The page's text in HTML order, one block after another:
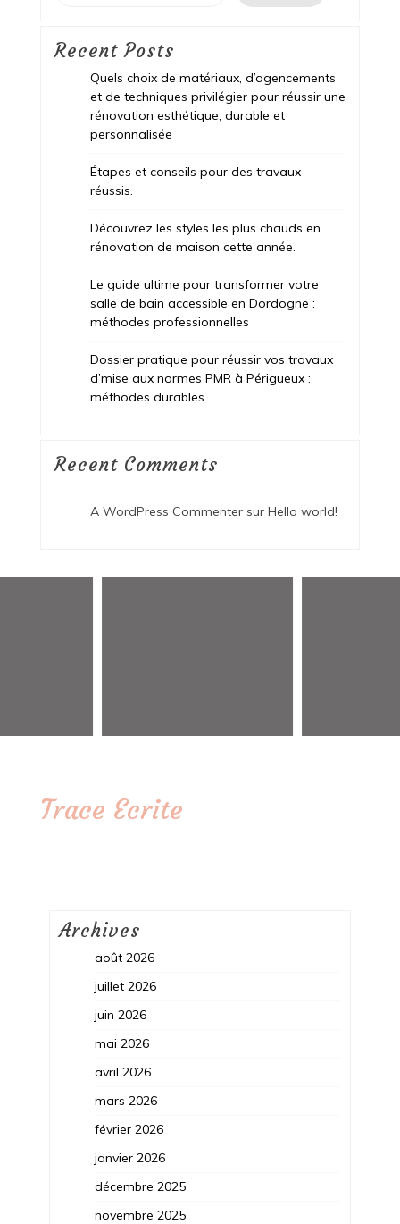
Recent Posts
Quels choix de matériaux, d’agencements
et de techniques privilégier pour réussir une
rénovation esthétique, durable et
personnalisée
Étapes et conseils pour des travaux
réussis.
Découvrez les styles les plus chauds en
rénovation de maison cette année.
Le guide ultime pour transformer votre
salle de bain accessible en Dordogne :
méthodes professionnelles
Dossier pratique pour réussir vos travaux
d’mise aux normes PMR à Périgueux :
méthodes durables
Recent Comments
A WordPress Commentersur Hello world!
Trace Ecrite
Archives
août 2026
juillet 2026
juin 2026
mai 2026
avril 2026
mars 2026
février 2026
janvier 2026
décembre 2025
novembre 2025